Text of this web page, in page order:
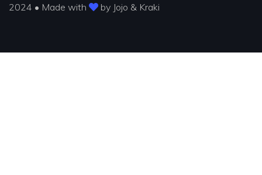
2024 • Made with by Jojo & Kraki